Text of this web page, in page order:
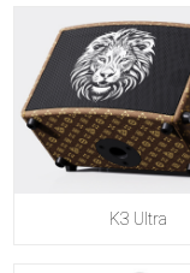
K3 Ultra